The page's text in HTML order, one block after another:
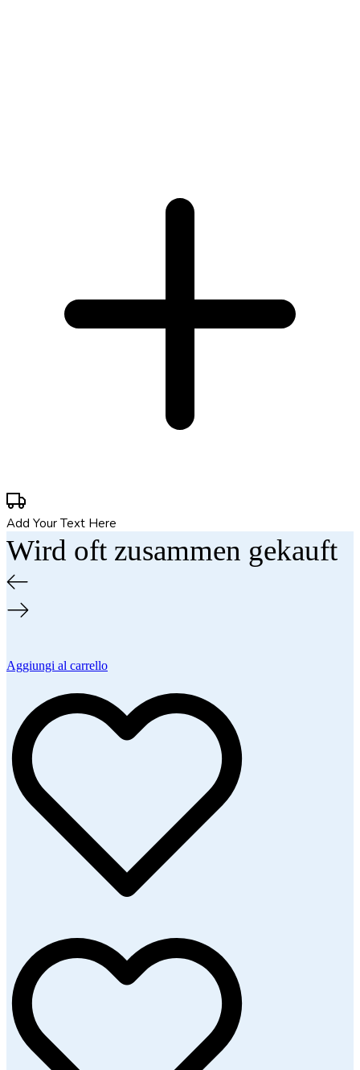
Add Your Text Here
Wird oft zusammen gekauft
Aggiungi al carrello